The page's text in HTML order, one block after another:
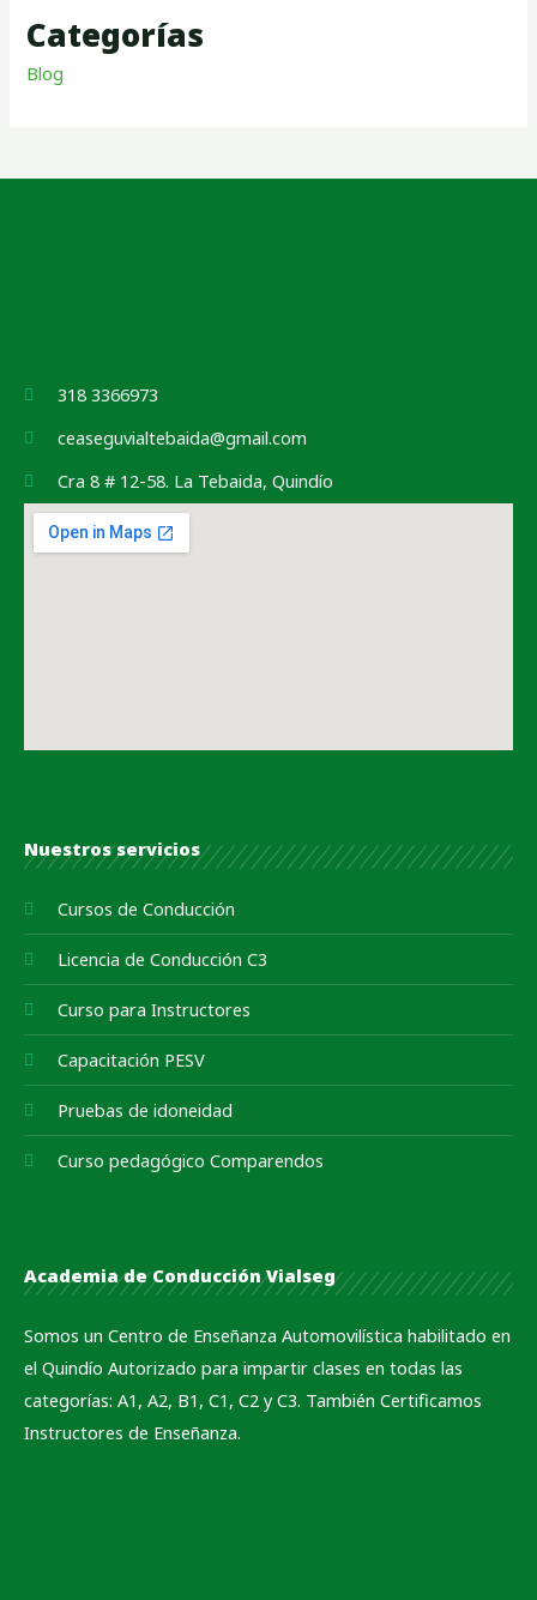
Categorías
Blog
318 3366973
ceaseguvialtebaida@gmail.com
Cra 8 # 12-58. La Tebaida, Quindío
Nuestros servicios
Cursos de Conducción
Licencia de Conducción C3
Curso para Instructores
Capacitación PESV
Pruebas de idoneidad
Curso pedagógico Comparendos
Academia de Conducción Vialseg
Somos un Centro de Enseñanza Automovilística habilitado en
el Quindío Autorizado para impartir clases en todas las
categorías: A1, A2, B1, C1, C2 y C3. También Certificamos
Instructores de Enseñanza.